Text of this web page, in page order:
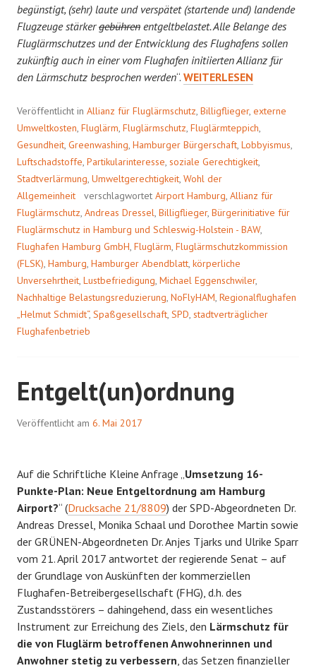
begünstigt, (sehr) laute und verspätet (startende und) landende
Flugzeuge stärkergebühren entgeltbelastet. Alle Belange des
Fluglärmschutzes und der Entwicklung des Flughafens sollen
zukünftig auch in einer vom Flughafen initiierten Allianz für
den Lärmschutz besprochen werden“. ALLIANZ
FLUGLÄRM
WEITERLESEN
Veröffentlicht in Allianz für Fluglärmschutz Billigflieger, externe
Umweltkosten Fluglärm Fluglärmschutz Fluglärmteppich
Gesundheit Greenwashing Hamburger Bürgerschaft Lobbyismus
Luftschadstoffe Partikularinteresse soziale Gerechtigkeit
Stadtverlärmung Umweltgerechtigkeit Wohl der
Allgemeinheit
verschlagwortet Airport Hamburg Allianz für
Fluglärmschutz Andreas Dressel Billigflieger, Bürgerinitiative für
Fluglärmschutz in Hamburg und Schleswig-Holstein - BAW,
Flughafen Hamburg GmbH Fluglärm Fluglärmschutzkommission
(FLSK) Hamburg Hamburger Abendblatt körperliche
Unversehrtheit Lustbefriedigung Michael Eggenschwiler,
Nachhaltige Belastungsreduzierung NoFlyHAM Regionalflughafen
„Helmut Schmidt“, Spaßgesellschaft SPD stadtverträglicher
Flughafenbetrieb
Entgelt(un)ordnung
Veröffentlicht am 6. Mai 2017
Auf die Schriftliche Kleine Anfrage „ Umsetzung 16-
Punkte-Plan: Neue Entgeltordnung am Hamburg
Airport?“ (Drucksache 21/8809) der SPD-Abgeordneten Dr.
Andreas Dressel, Monika Schaal und Dorothee Martin sowie
der GRÜNEN-Abgeordneten Dr. Anjes Tjarks und Ulrike Sparr
vom 21. April 2017 antwortet der regierende Senat – auf
der Grundlage von Auskünften der kommerziellen
Flughafen-Betreibergesellschaft (FHG), d.h. des
Zustandsstörers – dahingehend, dass ein wesentliches
Instrument zur Erreichung des Ziels, den Lärmschutz für
die von Fluglärm betroffenen Anwohnerinnen und
Anwohner stetig zu verbessern , das Setzen finanzieller